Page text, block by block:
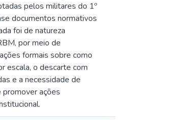
pelos militares do 1º
documentos normativos
foi de natureza
por meio de
formais sobre como
escala, o descarte com
e a necessidade de
ações